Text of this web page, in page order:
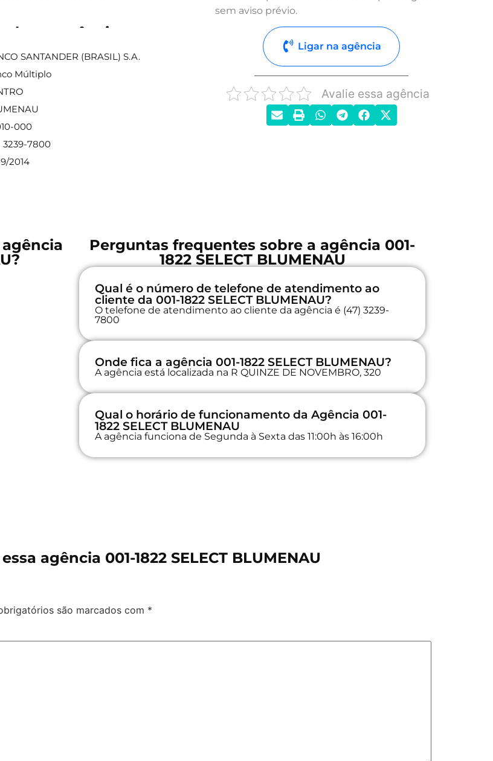
a agência
SANTANDER (BRASIL) S.A.
Múltiplo
000
3239-7800
2014
sem aviso prévio.
Ligar na agência
Avalie essa agência
Perguntas frequentes sobre a agência 001-
1822 SELECT BLUMENAU
Qual é o número de telefone de atendimento ao
cliente da 001-1822 SELECT BLUMENAU?
O telefone de atendimento ao cliente da agência é (47) 3239-
7800
Onde fica a agência 001-1822 SELECT BLUMENAU?
A agência está localizada na R QUINZE DE NOVEMBRO, 320
Qual o horário de funcionamento da Agência 001-
1822 SELECT BLUMENAU
A agência funciona de Segunda à Sexta das 11:00h às 16:00h
agência 001-1822 SELECT BLUMENAU
são marcados com *